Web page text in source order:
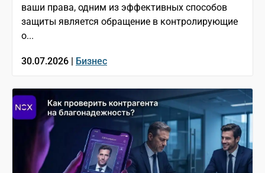
ваши права, одним из эффективных способов
защиты является обращение в контролирующие
о...
30.07.2026 | Бизнес